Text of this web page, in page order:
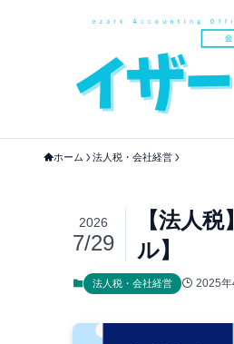
ホーム 法人税・会社経営
【法人
ル】
2026
7/29
法人税・会社経営 2025年